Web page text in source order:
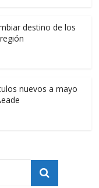
destino de los
nuevos a mayo